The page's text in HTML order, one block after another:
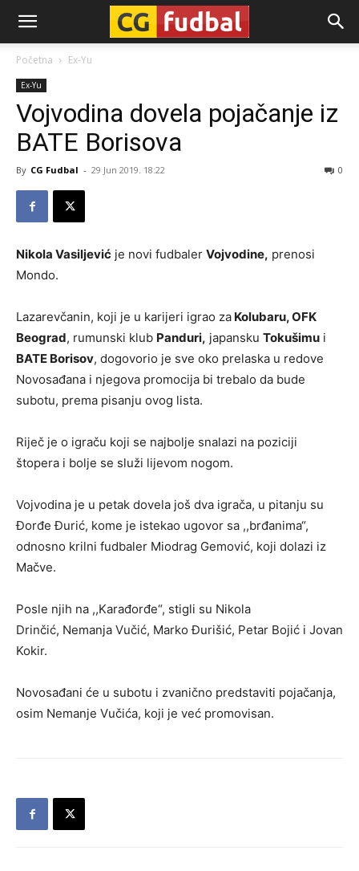
CG-
Fudbal
Početna Ex-Yu
Ex-Yu
Vojvodina dovela pojačanje iz
BATE Borisova
By CG Fudbal - 29 Jun 2019. 18:22 0
Nikola Vasiljević je novi fudbaler Vojvodine, prenosi
Mondo.
Lazarevčanin, koji je u karijeri igrao za Kolubaru, OFK
Beograd, rumunski klub Panduri, japansku Tokušimu i
BATE Borisov, dogovorio je sve oko prelaska u redove
Novosađana i njegova promocija bi trebalo da bude
subotu, prema pisanju ovog lista.
Riječ je o igraču koji se najbolje snalazi na poziciji
štopera i bolje se služi lijevom nogom.
Vojvodina je u petak dovela još dva igrača, u pitanju su
Đorđe Đurić, kome je istekao ugovor sa ,,brđanima“,
odnosno krilni fudbaler Miodrag Gemović, koji dolazi iz
Mačve.
Posle njih na ,,Karađorđe“, stigli su Nikola
Drinčić, Nemanja Vučić, Marko Đurišić, Petar Bojić i Jovan
Kokir.
Novosađani će u subotu i zvanično predstaviti pojačanja,
osim Nemanje Vučića, koji je već promovisan.